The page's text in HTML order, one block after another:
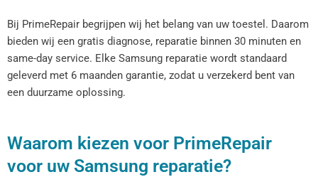
Bij PrimeRepair begrijpen wij het belang van uw toestel. Daarom
bieden wij een gratis diagnose, reparatie binnen 30 minuten en
same-day service. Elke Samsung reparatie wordt standaard
geleverd met 6 maanden garantie, zodat u verzekerd bent van
een duurzame oplossing.
Waarom kiezen voor PrimeRepair
voor uw Samsung reparatie?